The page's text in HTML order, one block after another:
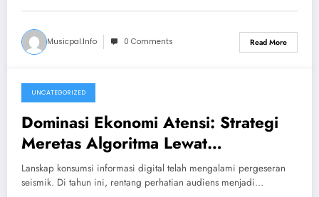
Musicpal.info 0 Comments Read More
June 4, 2026
UNCATEGORIZED
Dominasi Ekonomi Atensi: Strategi
Meretas Algoritma Lewat
Fragmentasi Konten Video yang
Presisi
Lanskap konsumsi informasi digital telah mengalami pergeseran
seismik. Di tahun ini, rentang perhatian audiens menjadi…